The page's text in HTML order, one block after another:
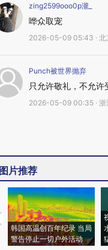
zing2599ooo0p瀧_
哗众取宠
2026-05-09 05:43 · 北
Punch被世界抛弃
只允许敬礼，不允
2026-05-09 00:35 · 浙
图片推荐
韩国高温创百年纪录 当局
警告停止一切户外活动